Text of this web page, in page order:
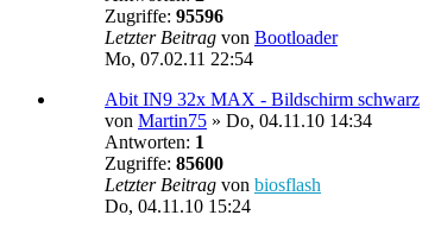
Zugriffe: 95596
Letzter Beitrag von Bootloader
Mo, 07.02.11 22:54
Abit IN9 32x MAX - Bildschirm schwarz
von Martin75 » Do, 04.11.10 14:34
Antworten: 1
Zugriffe: 85600
Letzter Beitrag von biosflash
Do, 04.11.10 15:24